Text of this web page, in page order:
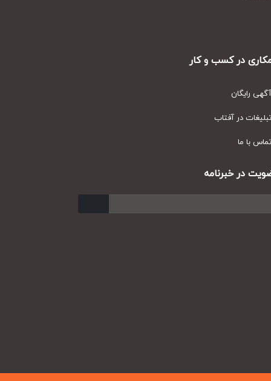
در کسب و کار
رایگان
در آفتاب
با ما
در خبرنامه